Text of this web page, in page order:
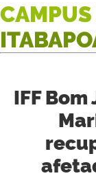
CAMPUS
IFF